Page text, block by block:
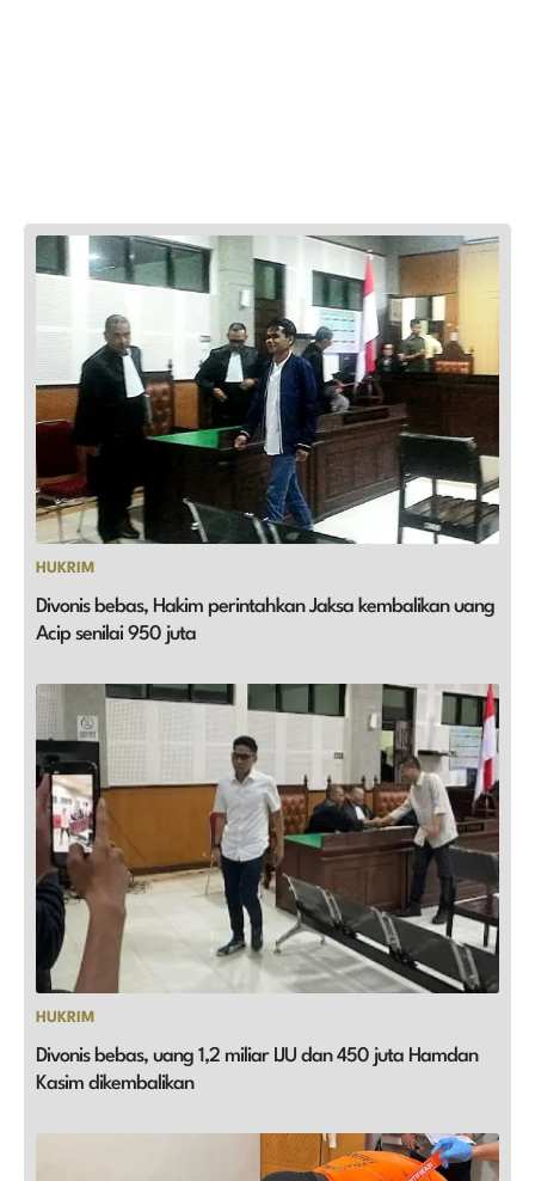
HUKRIM
Divonis bebas, Hakim perintahkan Jaksa kembalikan uang
Acip senilai 950 juta
HUKRIM
Divonis bebas, uang 1,2 miliar IJU dan 450 juta Hamdan
Kasim dikembalikan